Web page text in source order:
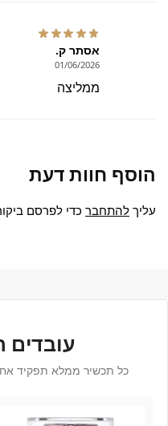
אסתר ק.
01/06/2026
ממליצה
הוסף חוות דעת
עליך להתחבר כדי לפרסם
עובדים
כל תכשיר ממלא תפקיד